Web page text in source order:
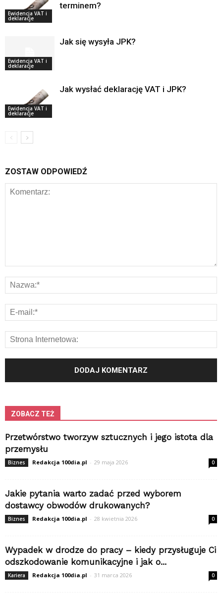
Ewidencja VAT i
deklaracje
terminem?
Ewidencja VAT i
deklaracje
Jak się wysyła JPK?
Ewidencja VAT i
deklaracje
Jak wysłać deklarację VAT i JPK?
ZOSTAW ODPOWIEDŹ
ZOBACZ TEŻ
Przetwórstwo tworzyw sztucznych i jego istota dla
przemysłu
Biznes Redakcja 100dia.pl - 29 maja 2026 0
Jakie pytania warto zadać przed wyborem
dostawcy obwodów drukowanych?
Biznes Redakcja 100dia.pl - 28 kwietnia 2026 0
Wypadek w drodze do pracy – kiedy przysługuje Ci
odszkodowanie komunikacyjne i jak o...
Kariera Redakcja 100dia.pl - 31 marca 2026 0